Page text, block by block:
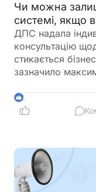
Чи можна
системі, якщо
ДПС надала
консультацію
стикається
зазначило
для платників
отримало лист
коди
2